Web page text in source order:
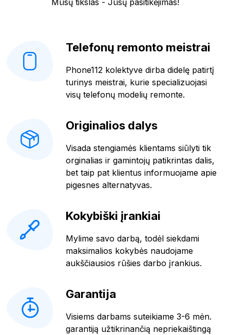
Telefonų remonto meistrai
Phone112 kolektyve dirba didelę patirtį
turinys meistrai, kurie specializuojasi
visų telefonų modelių remonte.
Originalios dalys
Visada stengiamės klientams siūlyti tik
orginalias ir gamintojų patikrintas dalis,
bet taip pat klientus informuojame apie
pigesnes alternatyvas.
Kokybiški įrankiai
Mylime savo darbą, todėl siekdami
maksimalios kokybės naudojame
aukščiausios rūšies darbo įrankius.
Garantija
Visiems darbams suteikiame 3-6 mėn.
garantiją užtikrinančią nepriekaištingą